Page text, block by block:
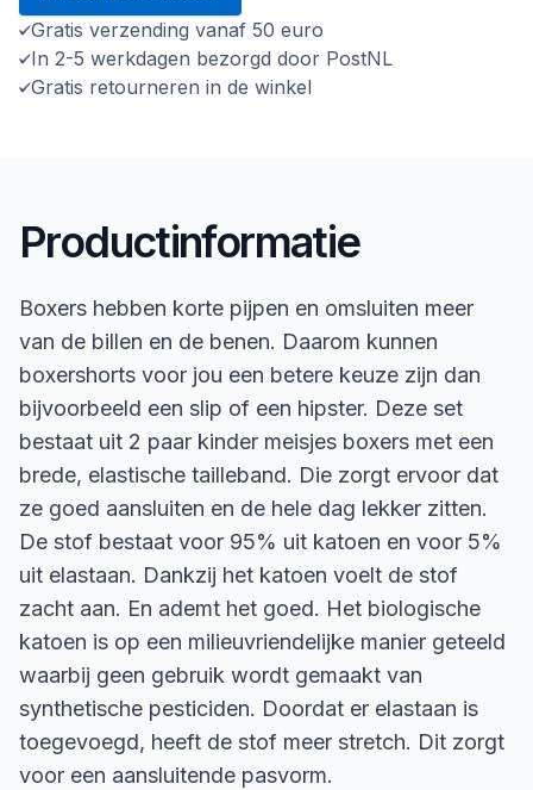
Gratis verzending vanaf 50 euro
In 2-5 werkdagen bezorgd door PostNL
Gratis retourneren in de winkel
Productinformatie
Boxers hebben korte pijpen en omsluiten meer
van de billen en de benen. Daarom kunnen
boxershorts voor jou een betere keuze zijn dan
bijvoorbeeld een slip of een hipster. Deze set
bestaat uit 2 paar kinder meisjes boxers met een
brede, elastische tailleband. Die zorgt ervoor dat
ze goed aansluiten en de hele dag lekker zitten.
De stof bestaat voor 95% uit katoen en voor 5%
uit elastaan. Dankzij het katoen voelt de stof
zacht aan. En ademt het goed. Het biologische
katoen is op een milieuvriendelijke manier geteeld
waarbij geen gebruik wordt gemaakt van
synthetische pesticiden. Doordat er elastaan is
toegevoegd, heeft de stof meer stretch. Dit zorgt
voor een aansluitende pasvorm.